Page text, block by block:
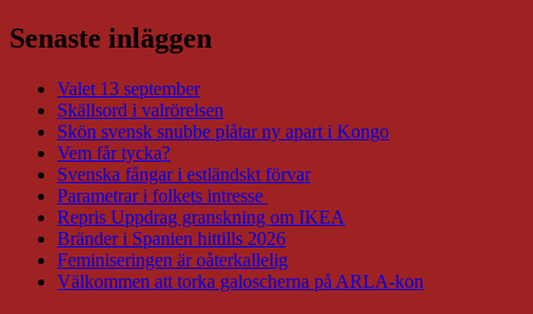
Senaste inläggen
Valet 13 september
Skällsord i valrörelsen
Skön svensk snubbe plåtar ny apart i Kongo
Vem får tycka?
Svenska fångar i estländskt förvar
Parametrar i folkets intresse
Repris Uppdrag granskning om IKEA
Bränder i Spanien hittills 2026
Feminiseringen är oåterkallelig
Välkommen att torka galoscherna på ARLA-kon